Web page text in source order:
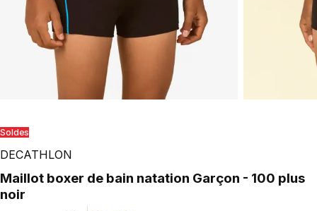
Soldes
DECATHLON
Maillot boxer de bain natation Garçon - 100 plus
noir